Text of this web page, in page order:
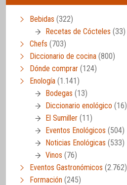
Bebidas (322)
Recetas de Cócteles (33)
Chefs (703)
Diccionario de cocina (800)
Dónde comprar (124)
Enología (1.141)
Bodegas (13)
Diccionario enológico (16)
El Sumiller (11)
Eventos Enológicos (504)
Noticias Enológicas (533)
Vinos (76)
Eventos Gastronómicos (2.762)
Formación (245)